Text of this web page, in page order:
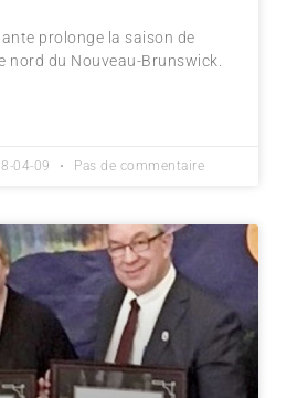
prolonge la saison de
nord du Nouveau-Brunswick.
04-09 Pas de commentaire